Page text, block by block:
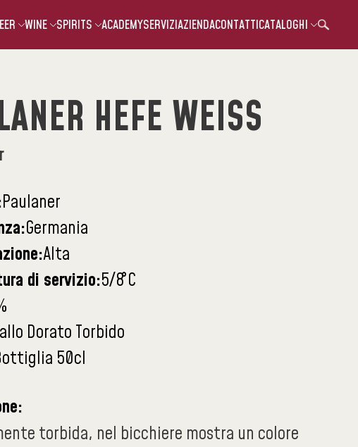
WINE SPIRITS ACADEMYSERVIZIAZIENDACONTATTICATALOGHI
HEFE WEISS
Paulaner
Germania
Alta
di servizio:5/8°C
Dorato Torbido
50cl
torbida, nel bicchiere mostra un colore